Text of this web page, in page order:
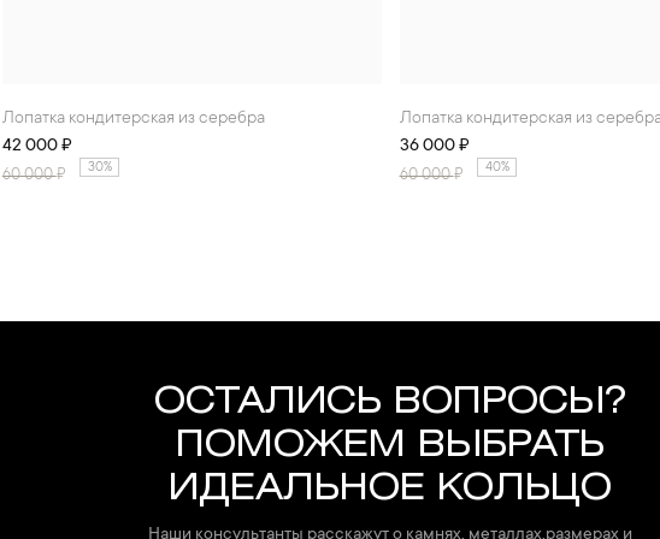
Лопатка кондитерская из серебра
42 000 ₽
60 000₽ 30%
Лопатка кондитерская из
36 000 ₽
60 000₽ 40%
ОСТАЛИСЬ ВОПРОСЫ?
ПОМОЖЕМ ВЫБРАТЬ
ИДЕАЛЬНОЕ КОЛЬЦО